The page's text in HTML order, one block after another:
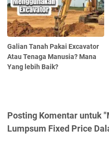
Galian Tanah Pakai Excavator
Atau Tenaga Manusia? Mana
Yang lebih Baik?
Posting Komentar untuk
Lumpsum Fixed Price